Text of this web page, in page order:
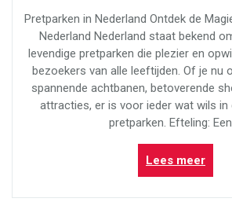
Pretparken in Nederland Ontdek de
Nederland Nederland staat bekend
levendige pretparken die plezier en
bezoekers van alle leeftijden. Of je nu
spannende achtbanen, betoverende
attracties, er is voor ieder wat wils in
pretparken. Efteling:
Lees meer
de